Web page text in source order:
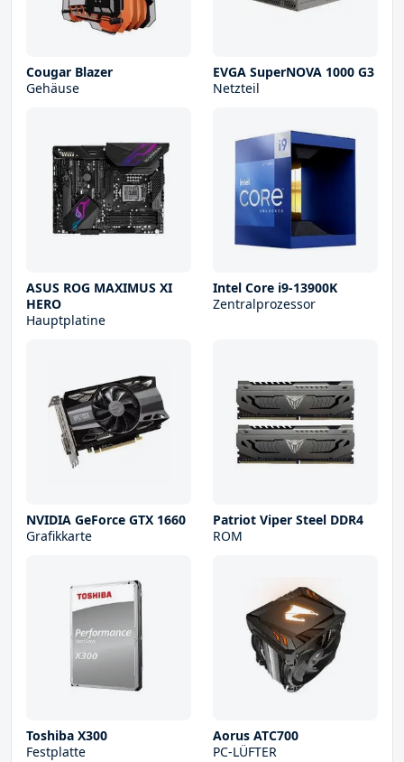
Cougar Blazer
Gehäuse
EVGA SuperNOVA 1000 G3
Netzteil
ASUS ROG MAXIMUS XI
HERO
Hauptplatine
Intel Core i9-13900K
Zentralprozessor
NVIDIA GeForce GTX 1660
Grafikkarte
Patriot Viper Steel DDR4
ROM
Toshiba X300
Festplatte
Aorus ATC700
PC-LÜFTER